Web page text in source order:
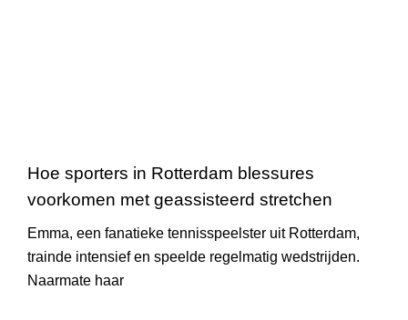
Hoe sporters in Rotterdam blessures
voorkomen met geassisteerd stretchen
Emma, een fanatieke tennisspeelster uit Rotterdam,
trainde intensief en speelde regelmatig wedstrijden.
Naarmate haar